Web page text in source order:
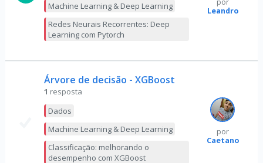
Machine Learning & Deep Learning
Redes Neurais Recorrentes: Deep
Learning com Pytorch
Leandro
Árvore de decisão - XGBoost
1 resposta
Dados
Machine Learning & Deep Learning
Classificação: melhorando o
desempenho com XGBoost
por
Caetano